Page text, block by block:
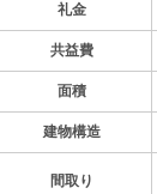
礼金
共益費
面積
建物構造
間取り